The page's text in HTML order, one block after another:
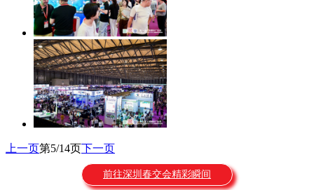
上一页第5/14页下一页
前往深圳春交会精彩瞬间